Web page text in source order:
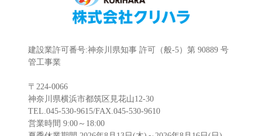
建設業許可番号:神奈川県知事 許可（般-5）第 90889 号
管工事業
〒224-0066
神奈川県横浜市都筑区見花山12-30
TEL.045-530-9615/FAX.045-530-9610
営業時間 9:00～18:00